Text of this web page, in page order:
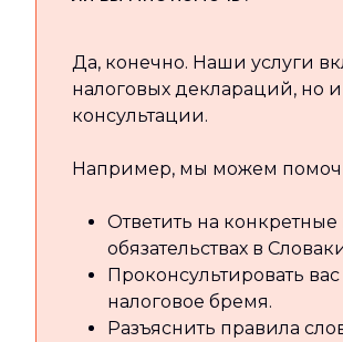
Да, конечно. Наши услуги
налоговых деклараций, но
консультации.
Например, мы можем
Ответить на
обязательствах в
Проконсультировать
налоговое бремя.
Разъяснить правила